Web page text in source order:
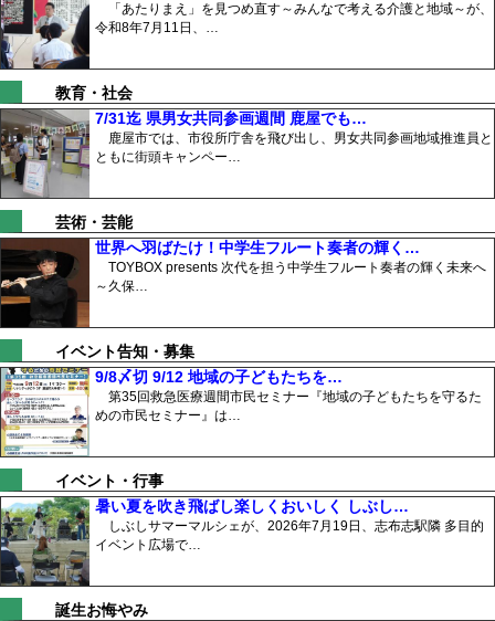
「あたりまえ」を見つめ直す～みんなで考える介護と地域～が、
令和8年7月11日、…
教育・社会
7/31迄 県男女共同参画週間 鹿屋でも…
鹿屋市では、市役所庁舎を飛び出し、男女共同参画地域推進員と
ともに街頭キャンペー…
芸術・芸能
世界へ羽ばたけ！中学生フルート奏者の輝く…
TOYBOX presents 次代を担う中学生フルート奏者の輝く未来へ
～久保…
イベント告知・募集
9/8〆切 9/12 地域の子どもたちを…
第35回救急医療週間市民セミナー『地域の子どもたちを守るた
めの市民セミナー』は…
イベント・行事
暑い夏を吹き飛ばし楽しくおいしく しぶし…
しぶしサマーマルシェが、2026年7月19日、志布志駅隣 多目的
イベント広場で…
誕生お悔やみ